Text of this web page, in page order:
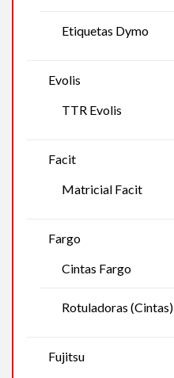
Etiquetas Dymo
Evolis
TTR Evolis
Facit
Matricial Facit
Fargo
Cintas Fargo
Rotuladoras (Cintas)
Fujitsu